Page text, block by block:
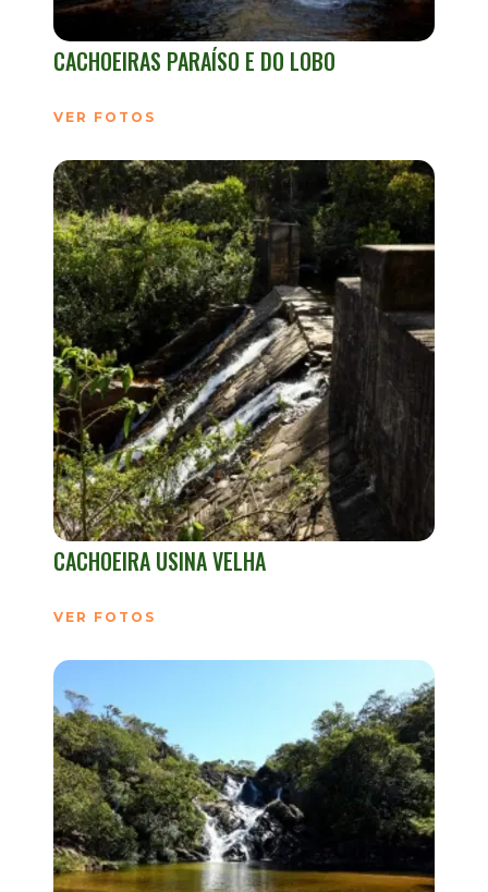
CACHOEIRAS PARAÍSO E DO LOBO
VER FOTOS
CACHOEIRA USINA VELHA
VER FOTOS